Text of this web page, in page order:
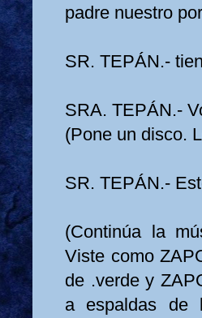
padre nuestro
SR. TEPÁN.-
SRA. TEPÁN.-
(Pone un disco.
SR. TEPÁN.-
(Continúa la
Viste como
de .verde y
a espaldas de